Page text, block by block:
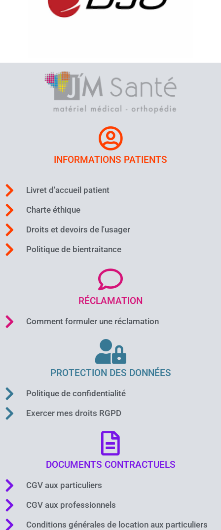
INFORMATIONS PATIENTS
Livret d'accueil patient
Charte éthique
Droits et devoirs de l'usager
Politique de bientraitance
RÉCLAMATION
Comment formuler une réclamation
PROTECTION DES DONNÉES
Politique de confidentialité
Exercer mes droits RGPD
DOCUMENTS CONTRACTUELS
CGV aux particuliers
CGV aux professionnels
Conditions générales de location aux particuliers